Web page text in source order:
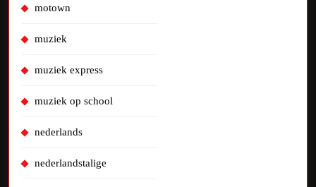
motown
muziek
muziek express
muziek op school
nederlands
nederlandstalige